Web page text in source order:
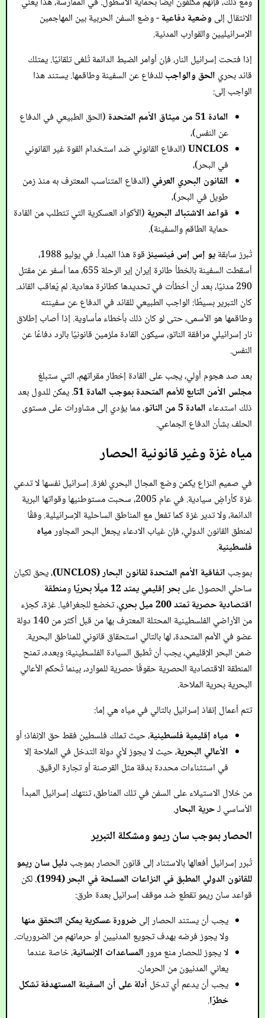
الانتقال إلى وضعية دفاعية- وضع السفن الحربية بين المهاجمين
الإسرائيليين والقوارب المدنية.
إذا فتحت إسرائيل النار، فإن أوامر الضبط الدائمة تُلغى تلقائيًا. يمتلك
قائد بحري الحق والواجبللدفاع عن السفينة وطاقمها. يستند هذا
الواجب إلى:
المادة 51 من ميثاق الأمم المتحدة
(الحق الطبيعي في الدفاع
عن النفس)،
UNCLOS(الدفاع القانوني ضد استخدام القوة غير القانوني
في البحر)،
القانون البحري العرفي (الدفاع المتناسب المعترف به منذ زمن
طويل في البحر)،
قواعد الاشتباك البحرية (الأكواد العسكرية التي تتطلب من القادة
حماية الطاقم والسفينة).
تُبرز سابقةيو إس إس فينسينز
قوة هذا المبدأ. في يوليو 1988،
أسقطت السفينة بالخطأ طائرة إيران إير الرحلة 655، مما أسفر عن مقتل
290 مدنيًا، بعد أن أخطأت في تحديدها كطائرة معادية. لم يُعاقب القائد.
كان التبرير بسيطًا: الواجب الطبيعي للقائد في الدفاع عن سفينته
وطاقمها هو الأسمى، حتى لو كان ذلك بأخطاء مأساوية. إذا أصاب إطلاق
نار إسرائيلي مرافقة الناتو، سيكون القادة ملزمين قانونيًا بالرد دفاعًا عن
النفس.
بعد صد هجوم أولي، يجب على القادة إخطار مقراتهم، التي ستبلغ
مجلس الأمن التابع للأمم المتحدة بموجب المادة 51
. يمكن للدول بعد
ذلك استدعاء المادة 5 من الناتو
، مما يؤدي إلى مشاورات على مستوى
الحلف بشأن الدفاع الجماعي.
مياه غزة وغير قانونية الحصار
في صميم النزاع يكمن وضع المجال البحري لغزة. إسرائيل نفسها لا تدعي
غزة كأراضٍ سيادية. في عام 2005، سحبت مستوطنيها وقواتها البرية
الدائمة، ولا تدير غزة كما تفعل مع المناطق الساحلية الإسرائيلية. وفقًا
لمنطق القانون الدولي، فإن غياب الادعاء يجعل البحر المجاورمياه
فلسطينية.
بموجب اتفاقية الأمم المتحدة لقانون البحار (UNCLOS)
، يحق لكيان
ساحلي الحصول علىبحر إقليمي يمتد 12 ميلًا بحريًا ومنطقة
اقتصادية حصرية تمتد 200 ميل بحري
، تخضع للجغرافيا. غزة، كجزء
من الأراضي الفلسطينية المحتلة المعترف بها من قبل أكثر من 140 دولة
عضو في الأمم المتحدة، لها بالتالي استحقاق قانوني للمناطق البحرية.
ضمن البحر الإقليمي، يجب أن تُطبق السيادة الفلسطينية؛ وبعده، تمنح
المنطقة الاقتصادية الحصرية حقوقًا حصرية للموارد، بينما تُحكم الأعالي
البحرية بحرية الملاحة.
تتم أعمال إنفاذ إسرائيل بالتالي في مياه هي إما:
مياه إقليمية فلسطينية، حيث تملك فلسطين فقط حق الإنفاذ؛ أو
الأعالي البحرية، حيث لا يجوز لأي دولة التدخل في الملاحة إلا
في استثناءات محددة بدقة مثل القرصنة أو تجارة الرقيق.
من خلال الاستيلاء على السفن في تلك المناطق، تنتهك إسرائيل المبدأ
الأساسي لـحرية البحار.
الحصار بموجب سان ريمو ومشكلة التبرير
تُبرر إسرائيل أفعالها بالاستناد إلى قانون الحصار بموجبدليل سان ريمو
للقانون الدولي المطبق في النزاعات المسلحة في البحر (1994)
. لكن
قواعد سان ريمو تقطع ضد موقف إسرائيل بعدة طرق:
يجب أن يستند الحصار إلى ضرورة عسكرية يمكن التحقق منها
ولا يجوز فرضه بهدف تجويع المدنيين أو حرمانهم من الضروريات.
لا يجوز للحصار منع مرورالمساعدات الإنسانية، خاصة عندما
يعاني المدنيون من الحرمان.
يجب أن يدعم أي تدخل أدلة على أن السفينة المستهدفة تشكل
خطرًا.